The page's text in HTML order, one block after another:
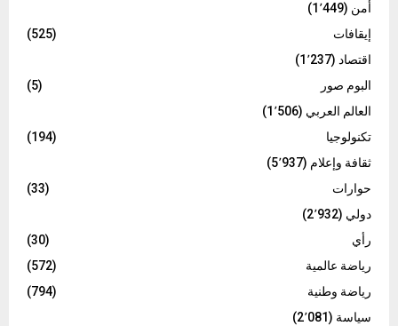
أمن (1٬449)
إيقافات
(525)
اقتصاد (1٬237)
البوم صور
(5)
العالم العربي (1٬506)
تكنولوجيا
(194)
ثقافة وإعلام (5٬937)
حوارات
(33)
دولي (2٬932)
رأي
(30)
رياضة عالمية
(572)
رياضة وطنية
(794)
سياسة (2٬081)